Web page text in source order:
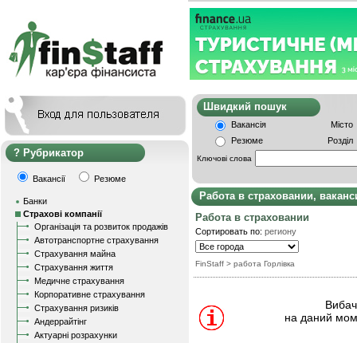
Рубрикатор
Вакансії Резюме
Банки
Страхові компанії
Організація та розвиток продажів
Автотранспортне страхування
Страхування майна
Страхування життя
Медичне страхування
Корпоративне страхування
Страхування ризиків
Андеррайтінг
Актуарні розрахунки
Швидкий
Вакансія
Місто
Резюме
Розділ
Ключові слова
Работа в страховании,
Работа в страховании
Сортировать по: региону
FinStaff > работа Горлівка
на даний